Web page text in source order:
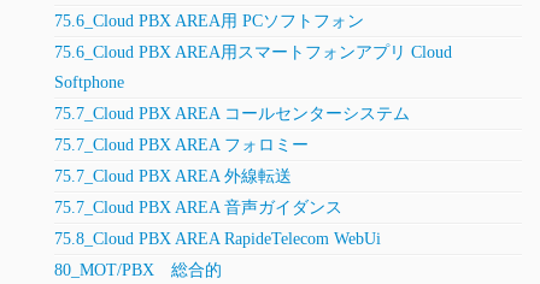
75.6_Cloud PBX AREA用 PCソフトフォン
75.6_Cloud PBX AREA用スマートフォンアプリ Cloud
Softphone
75.7_Cloud PBX AREA コールセンターシステム
75.7_Cloud PBX AREA フォロミー
75.7_Cloud PBX AREA 外線転送
75.7_Cloud PBX AREA 音声ガイダンス
75.8_Cloud PBX AREA RapideTelecom WebUi
80_MOT/PBX 総合的